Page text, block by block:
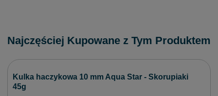
Najczęściej Kupowane z Tym Produktem
Kulka haczykowa 10 mm Aqua Star - Skorupiaki
45g